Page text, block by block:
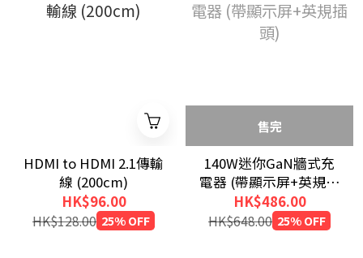
HDMI to HDMI 2.1傳輸
線 (200cm)
HK$96.00
HK$128.00 25% OFF
售完
140W迷你GaN牆式充
電器 (帶顯示屏+英規插
頭)
HK$486.00
HK$648.00 25% OFF